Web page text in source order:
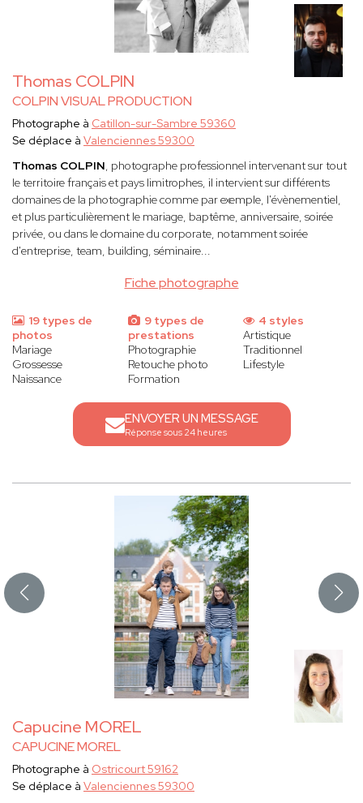
Thomas COLPIN
COLPIN VISUAL PRODUCTION
Fiche photographe
Photographe à Catillon-sur-Sambre 59360
Se déplace à Valenciennes 59300
Thomas COLPIN, photographe professionnel intervenant sur tout
le territoire français et pays limitrophes, il intervient sur différents
domaines de la photographie comme par exemple, l'évènementiel,
et plus particulièrement le mariage, baptême, anniversaire, soirée
privée, ou dans le domaine du corporate, notamment soirée
d'entreprise, team, building, séminaire...
19 types de
photos
Mariage
Grossesse
Naissance
9 types de
prestations
Photographie
Retouche photo
Formation
4 styles
Artistique
Traditionnel
Lifestyle
ENVOYER UN MESSAGE
Réponse sous 24 heures
Capucine MOREL
CAPUCINE MOREL
Photographe à Ostricourt 59162
Se déplace à Valenciennes 59300